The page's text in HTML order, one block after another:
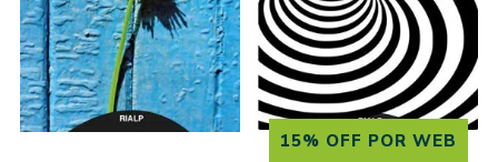
15% OFF POR WEB